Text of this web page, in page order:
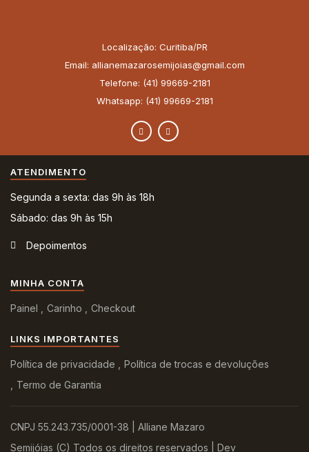
Localização: Curitiba/PR
Email: allianemazarosemijoias@gmail.com
Telefone: (41) 99669-2181
Whatsapp: (41) 99669-2181
ATENDIMENTO
Segunda a sexta: das 9h às 18h
Sábado: das 9h às 15h
Depoimentos
MINHA CONTA
Painel Carinho Checkout
LINKS IMPORTANTES
Política de privacidade
Política de trocas e devoluções
Termo de Garantia
CNPJ 55.243.735/0001-38 | Alliane Mazaro
Semijóias (C) Todos os direitos reservados | Dev